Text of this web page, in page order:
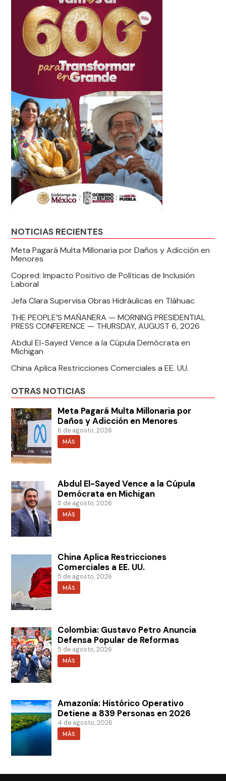
NOTICIAS RECIENTES
Meta Pagará Multa Millonaria por Daños y Adicción en
Menores
Copred: Impacto Positivo de Políticas de Inclusión
Laboral
Jefa Clara Supervisa Obras Hidráulicas en Tláhuac
THE PEOPLE’S MAÑANERA — MORNING PRESIDENTIAL
PRESS CONFERENCE — THURSDAY, AUGUST 6, 2026
Abdul El-Sayed Vence a la Cúpula Demócrata en
Michigan
China Aplica Restricciones Comerciales a EE. UU.
OTRAS NOTICIAS
Meta Pagará Multa Millonaria por
Daños y Adicción en Menores
6 de agosto, 2026
MÁS
Abdul El-Sayed Vence a la Cúpula
Demócrata en Michigan
5 de agosto, 2026
MÁS
China Aplica Restricciones
Comerciales a EE. UU.
5 de agosto, 2026
MÁS
Colombia: Gustavo Petro Anuncia
Defensa Popular de Reformas
5 de agosto, 2026
MÁS
Amazonía: Histórico Operativo
Detiene a 839 Personas en 2026
4 de agosto, 2026
MÁS